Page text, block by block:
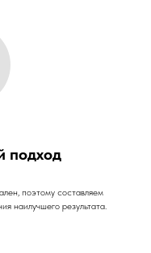
подход
поэтому составляем
наилучшего результата.